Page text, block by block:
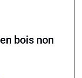
bois non